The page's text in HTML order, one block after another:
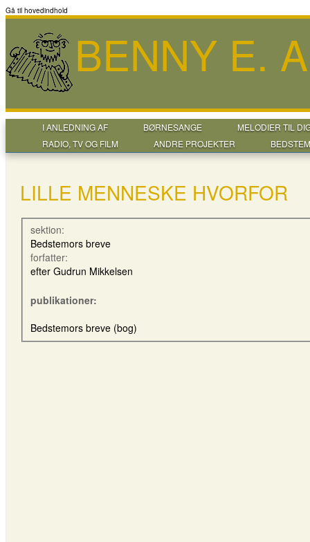
Gå til hovedindhold
BENNY E.
I ANLEDNING AF BØRNESANGE
MELODIER TIL
RADIO, TV OG FILM
ANDRE PROJEKTER
LILLE MENNESKE HVORFOR
sektion:
Bedstemors breve
forfatter:
efter Gudrun Mikkelsen
publikationer:
Bedstemors breve (bog)